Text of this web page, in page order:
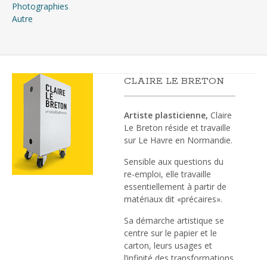
Photographies
Autre
CLAIRE LE BRETON
Artiste plasticienne, Claire
Le Breton réside et travaille
sur Le Havre en Normandie.
Sensible aux questions du
re-emploi, elle travaille
essentiellement à partir de
matériaux dit «précaires».
Sa démarche artistique se
centre sur le papier et le
carton, leurs usages et